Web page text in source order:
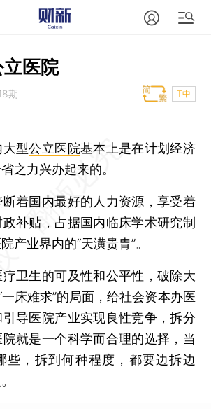
医院
期 T中
型公立医院基本上是在计划经济
之力兴办起来的。
国内最好的人力资源，享受着
政补贴 ，占据国内临床学术研究制
产业界内的“天潢贵胄”。
生的可及性和公平性，破除大
一床难求”的局面，给社会资本办医
导医院产业实现良性竞争，拆分
就是一个科学而合理的选择，当
些，拆到何种程度，都要边拆边